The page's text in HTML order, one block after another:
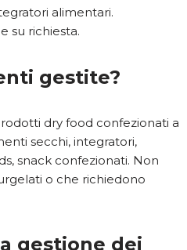
alimentari.
su richiesta.
gestite?
dry food confezionati a
secchi, integratori,
snack confezionati. Non
o che richiedono
gestione dei